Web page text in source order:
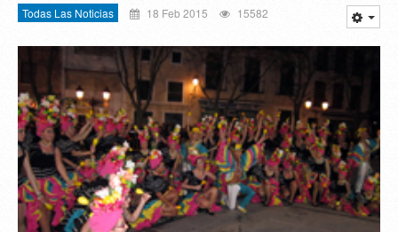
Todas Las Noticias 18 Feb 2015 15582